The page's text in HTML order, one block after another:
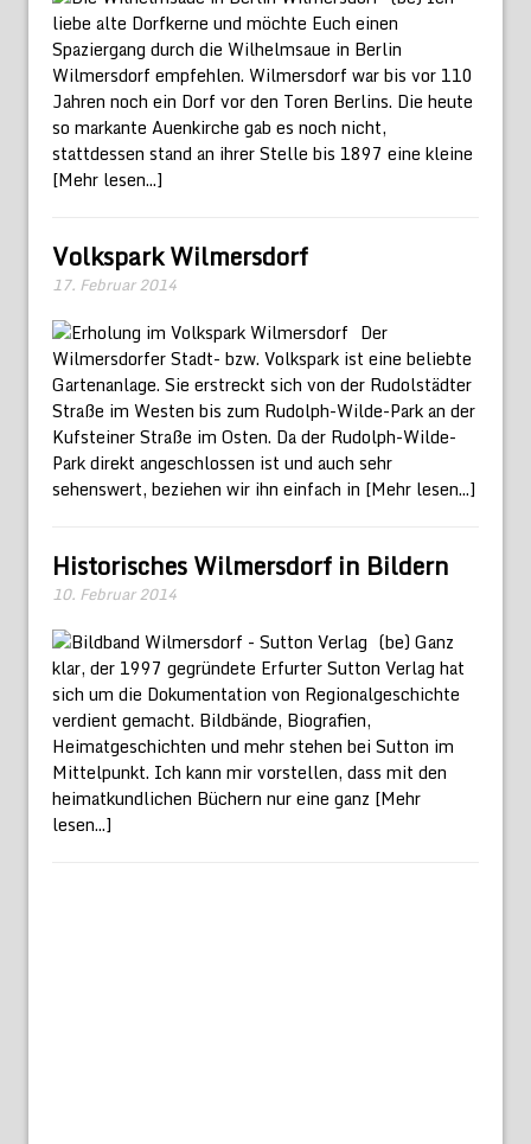
liebe alte Dorfkerne und möchte Euch einen
Spaziergang durch die Wilhelmsaue in Berlin
Wilmersdorf empfehlen. Wilmersdorf war bis vor 110
Jahren noch ein Dorf vor den Toren Berlins. Die heute
so markante Auenkirche gab es noch nicht,
stattdessen stand an ihrer Stelle bis 1897 eine kleine
[Mehr lesen...]
Volkspark Wilmersdorf
17. Februar 2014
Der
Wilmersdorfer Stadt- bzw. Volkspark ist eine beliebte
Gartenanlage. Sie erstreckt sich von der Rudolstädter
Straße im Westen bis zum Rudolph-Wilde-Park an der
Kufsteiner Straße im Osten. Da der Rudolph-Wilde-
Park direkt angeschlossen ist und auch sehr
sehenswert, beziehen wir ihn einfach in [Mehr lesen...]
Historisches Wilmersdorf in Bildern
10. Februar 2014
(be) Ganz
klar, der 1997 gegründete Erfurter Sutton Verlag hat
sich um die Dokumentation von Regionalgeschichte
verdient gemacht. Bildbände, Biografien,
Heimatgeschichten und mehr stehen bei Sutton im
Mittelpunkt. Ich kann mir vorstellen, dass mit den
heimatkundlichen Büchern nur eine ganz [Mehr
lesen...]